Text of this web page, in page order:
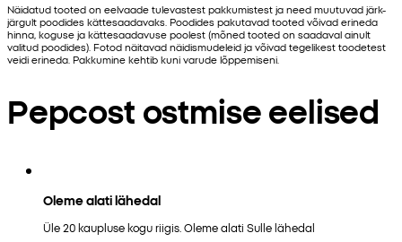
Näidatud tooted on eelvaade tulevastest pakkumistest ja need muutuvad järk-
järgult poodides kättesaadavaks. Poodides pakutavad tooted võivad erineda
hinna, koguse ja kättesaadavuse poolest (mõned tooted on saadaval ainult
valitud poodides). Fotod näitavad näidismudeleid ja võivad tegelikest toodetest
veidi erineda. Pakkumine kehtib kuni varude lõppemiseni.
Pepcost ostmise eelised
Oleme alati lähedal
Üle 20 kaupluse kogu riigis. Oleme alati Sulle lähedal